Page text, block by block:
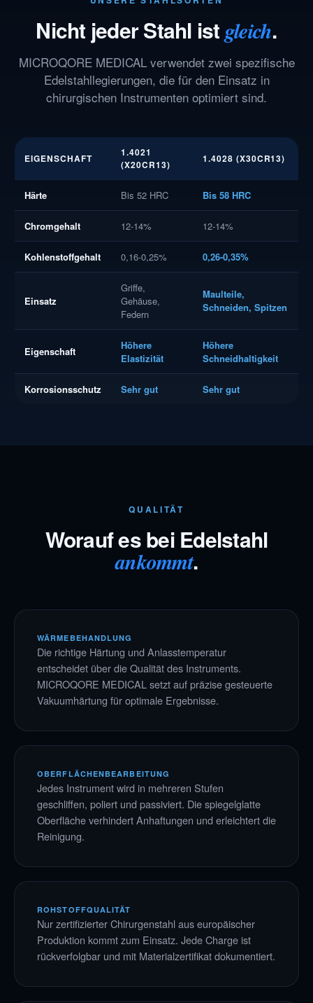
Nicht jeder Stahl istgleich.
MICROQORE MEDICAL verwendet zwei spezifische
Edelstahllegierungen, die für den Einsatz in
chirurgischen Instrumenten optimiert sind.
EIGENSCHAFT
1.4021
(X20CR13)
1.4028 (X30CR13)
Härte Bis 52 HRC Bis 58 HRC
Chromgehalt 12-14% 12-14%
Kohlenstoffgehalt 0,16-0,25% 0,26-0,35%
Einsatz
Griffe,
Gehäuse,
Federn
Maulteile,
Schneiden, Spitzen
Eigenschaft
Höhere
Elastizität
Höhere
Schneidhaltigkeit
Korrosionsschutz Sehr gut Sehr gut
QUALITÄT
Worauf es bei Edelstahl
ankommt.
WÄRMEBEHANDLUNG
Die richtige Härtung und Anlasstemperatur
entscheidet über die Qualität des Instruments.
MICROQORE MEDICAL setzt auf präzise gesteuerte
Vakuumhärtung für optimale Ergebnisse.
OBERFLÄCHENBEARBEITUNG
Jedes Instrument wird in mehreren Stufen
geschliffen, poliert und passiviert. Die spiegelglatte
Oberfläche verhindert Anhaftungen und erleichtert die
Reinigung.
ROHSTOFFQUALITÄT
Nur zertifizierter Chirurgenstahl aus europäischer
Produktion kommt zum Einsatz. Jede Charge ist
rückverfolgbar und mit Materialzertifikat dokumentiert.